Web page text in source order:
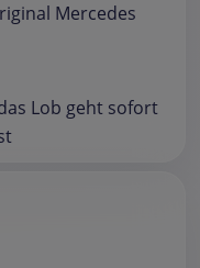
Mercedes
Lob geht sofort